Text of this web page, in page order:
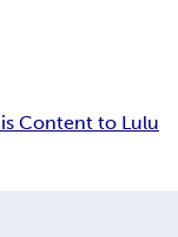
Content to Lulu